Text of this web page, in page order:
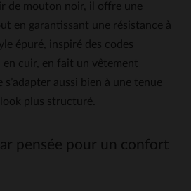
de mouton noir, il offre une
en garantissant une résistance à
épuré, inspiré des codes
en cuir, en fait un vêtement
aussi bien à une tenue
plus structuré.
pensée pour un confort